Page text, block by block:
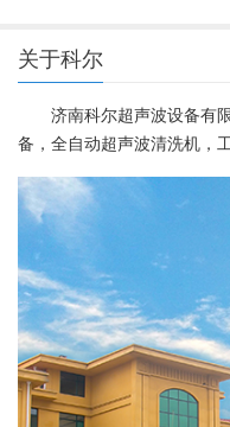
关于科尔
济南科尔超声波设备有
备，全自动超声波清洗机，